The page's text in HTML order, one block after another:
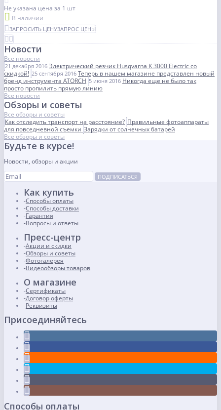
Не указана цена за 1 шт
В наличии
ЗАПРОСИТЬ ЦЕНУЗАПРОС ЦЕНЫ
Новости
Все новости
21 декабря 2016 Электрический резчик Husqvarna K 3000 Electric со
скидкой! 25 сентября 2016 Теперь в нашем магазине представлен новый
бренд инструмента ATORCH 5 июня 2016 Никогда еще не было так
просто пропилить прямую линию
Все новости
Обзоры и советы
Все обзоры и советы
Как отследить транспорт на расстояние? Правильные фотоаппараты
для повседневной съемки Зарядки от солнечных батарей
Все обзоры и советы
Будьте в курсе!
Новости, обзоры и акции
ПОДПИСАТЬСЯ
Как купить
Способы оплаты
Способы доставки
Гарантия
Вопросы и ответы
Пресс-центр
Акции и скидки
Обзоры и советы
Фотогалерея
Видеообзоры товаров
О магазине
Сертификаты
Договор оферты
Реквизиты
Присоединяйтесь
Способы оплаты